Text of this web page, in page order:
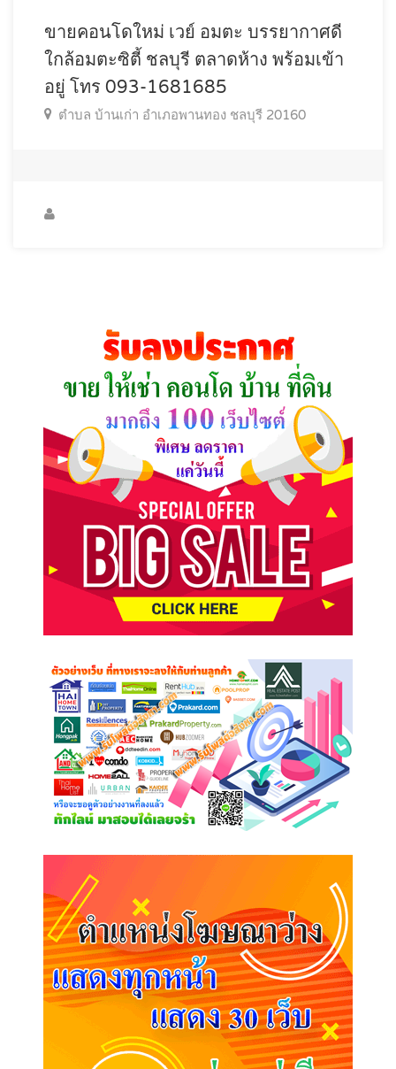
ขายคอนโดใหม่ เวย์ อมตะ บรรยากาศดี
ใกล้อมตะซิตี้ ชลบุรี ตลาดห้าง พร้อมเข้า
อยู่ โทร 093-1681685
ตำบล บ้านเก่า อำเภอพานทอง ชลบุรี 20160